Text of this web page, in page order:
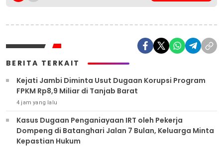
BERITA TERKAIT
Kejati Jambi Diminta Usut Dugaan Korupsi Program
FPKM Rp8,9 Miliar di Tanjab Barat
4 jam yang lalu
Kasus Dugaan Penganiayaan IRT oleh Pekerja
Dompeng di Batanghari Jalan 7 Bulan, Keluarga Minta
Kepastian Hukum